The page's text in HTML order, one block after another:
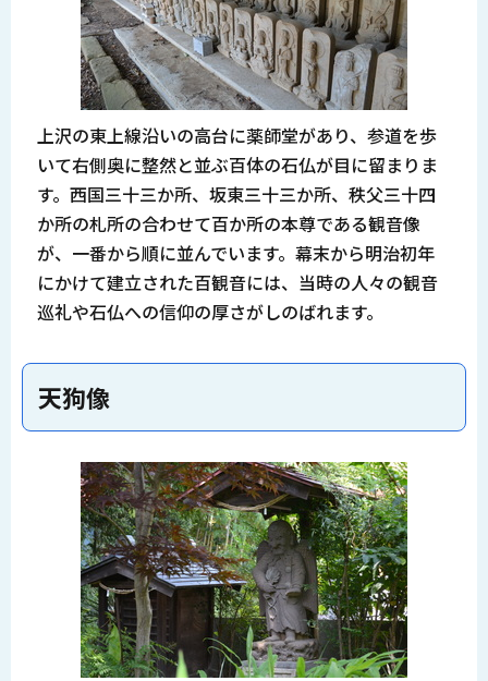
上沢の東上線沿いの高台に薬師堂があり、参道を歩
いて右側奥に整然と並ぶ百体の石仏が目に留まりま
す。西国三十三か所、坂東三十三か所、秩父三十四
か所の札所の合わせて百か所の本尊である観音像
が、一番から順に並んでいます。幕末から明治初年
にかけて建立された百観音には、当時の人々の観音
巡礼や石仏への信仰の厚さがしのばれます。
天狗像